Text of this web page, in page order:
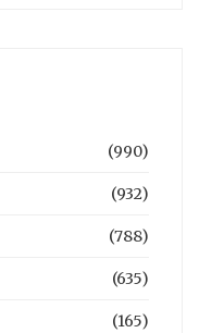
(990)
(932)
(788)
(635)
(165)